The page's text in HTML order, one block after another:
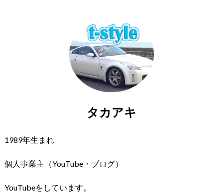
タカアキ
1989年生まれ
個人事業主（YouTube・ブログ）
YouTubeをしています。